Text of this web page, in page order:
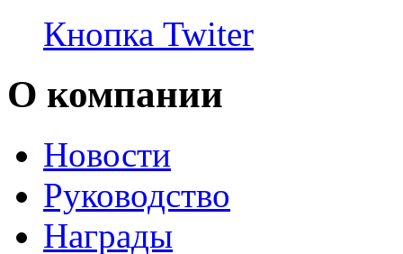
Кнопка Twiter
О компании
Новости
Руководство
Награды